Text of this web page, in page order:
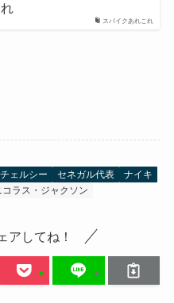
スパイクあれこれ
チェルシー セネガル代表
ナイキ
コラス・ジャクソン
アしてね！